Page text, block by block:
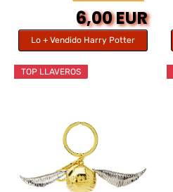
6,00 EUR
Lo + Vendido Harry Potter
TOP LLAVEROS